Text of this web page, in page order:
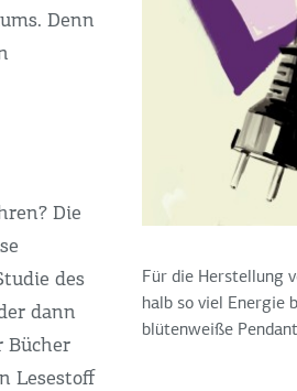
Für die Herstellung
halb so viel Energie
blütenweiße
Denn
Die
des
dann
Bücher
Lesestoff